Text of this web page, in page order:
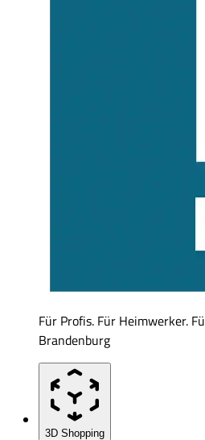
Für Profis. Für Heimwerker.
Brandenburg
3D Shopping